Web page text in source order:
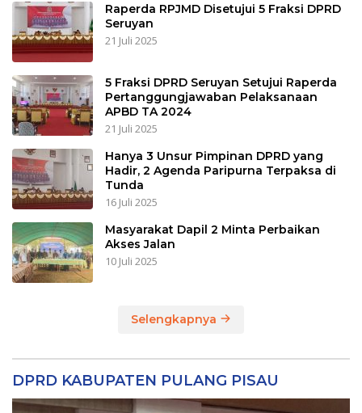
Raperda RPJMD Disetujui 5 Fraksi DPRD
Seruyan
21 Juli 2025
5 Fraksi DPRD Seruyan Setujui Raperda
Pertanggungjawaban Pelaksanaan
APBD TA 2024
21 Juli 2025
Hanya 3 Unsur Pimpinan DPRD yang
Hadir, 2 Agenda Paripurna Terpaksa di
Tunda
16 Juli 2025
Masyarakat Dapil 2 Minta Perbaikan
Akses Jalan
10 Juli 2025
Selengkapnya
DPRD KABUPATEN PULANG PISAU